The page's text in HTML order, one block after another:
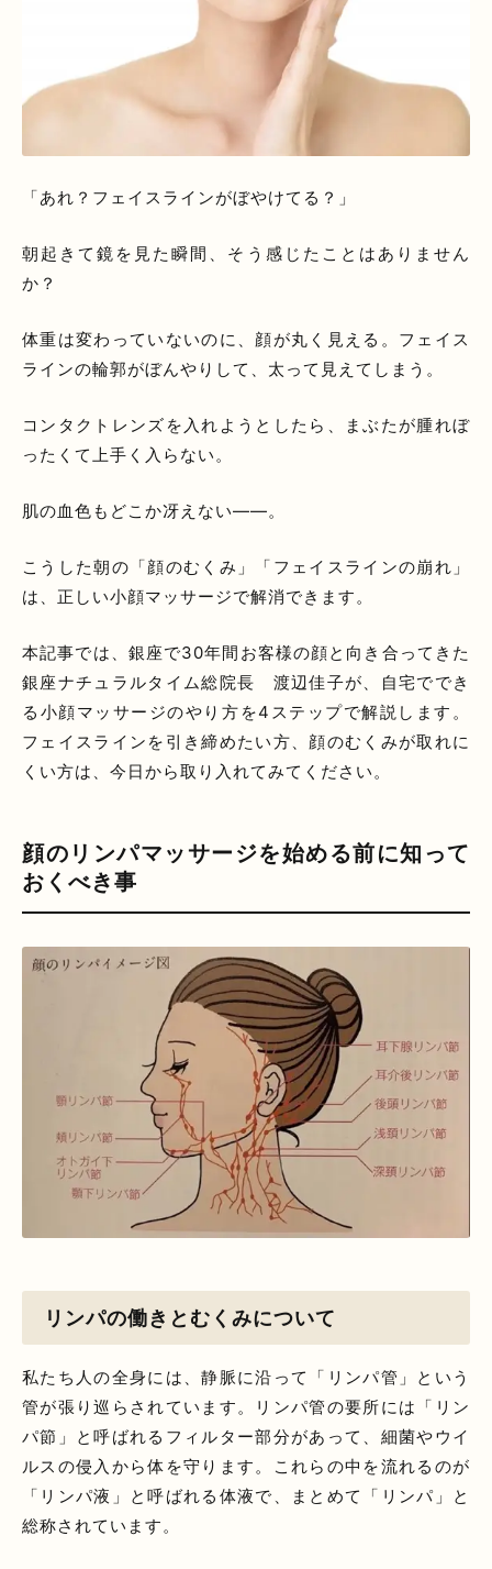
「あれ？フェイスラインがぼやけてる？」
朝起きて鏡を見た瞬間、そう感じたことはありません
か？
体重は変わっていないのに、顔が丸く見える。フェイス
ラインの輪郭がぼんやりして、太って見えてしまう。
コンタクトレンズを入れようとしたら、まぶたが腫れぼ
ったくて上手く入らない。
肌の血色もどこか冴えない――。
こうした朝の「顔のむくみ」「フェイスラインの崩れ」
は、正しい小顔マッサージで解消できます。
本記事では、銀座で30年間お客様の顔と向き合ってきた
銀座ナチュラルタイム総院長 渡辺佳子が、自宅ででき
る小顔マッサージのやり方を4ステップで解説します。
フェイスラインを引き締めたい方、顔のむくみが取れに
くい方は、今日から取り入れてみてください。
顔のリンパマッサージを始める前に知って
おくべき事
リンパの働きとむくみについて
私たち人の全身には、静脈に沿って「リンパ管」という
管が張り巡らされています。リンパ管の要所には「リン
パ節」と呼ばれるフィルター部分があって、細菌やウイ
ルスの侵入から体を守ります。これらの中を流れるのが
「リンパ液」と呼ばれる体液で、まとめて「リンパ」と
総称されています。